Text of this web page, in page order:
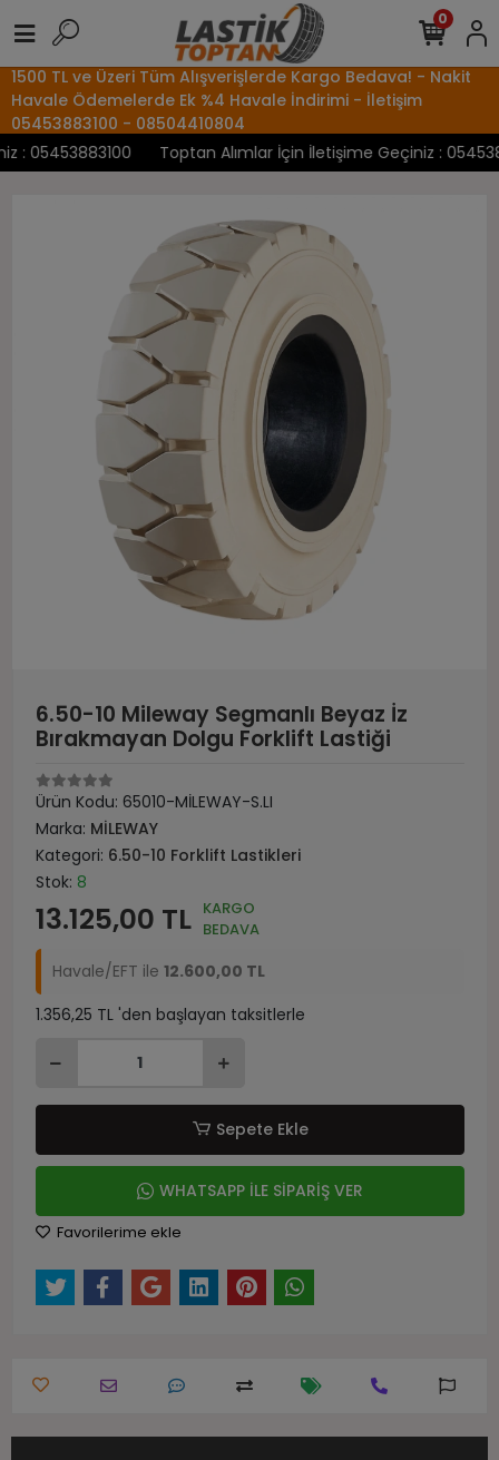
1500 TL ve Üzeri Tüm Alışverişlerde Kargo Bedava! - Nakit
Havale Ödemelerde Ek %4 Havale İndirimi - İletişim
05453883100 - 08504410804
05453883100
Toptan Alımlar İçin İletişime Geçiniz :
0
6.50-10 Mileway Segmanlı Beyaz İz
Bırakmayan Dolgu Forklift Lastiği
Ürün Kodu: 65010-MİLEWAY-S.LI
Marka: MİLEWAY
Kategori: 6.50-10 Forklift Lastikleri
Stok: 8
13.125,00 TL KARGO
BEDAVA
Havale/EFT ile 12.600,00 TL
1.356,25 TL 'den başlayan taksitlerle
Sepete Ekle
WHATSAPP İLE SİPARİŞ VER
Favorilerime ekle